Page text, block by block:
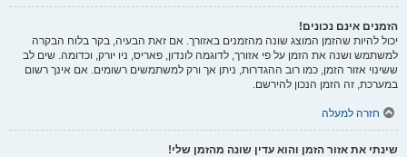
הזמנים אינם נכונים!
יכול להיות שהזמן המוצג שונה מהזמנים באזורך. אם זאת הבעיה, בקר בלוח הבקרה
למשתמש ושנה את הזמן על פי אזורך, לדוגמה לונדון, פאריס, ניו יורק, וכדומה. שים לב
ששינוי אזור הזמן, כמו רוב ההגדרות, ניתן אך ורק למשתמשים רשומים. אם אינך רשום
במערכת, זה הזמן הנכון להירשם.
חזרה למעלה
שינתי את אזור הזמן והוא עדין שונה מהזמן שלי!